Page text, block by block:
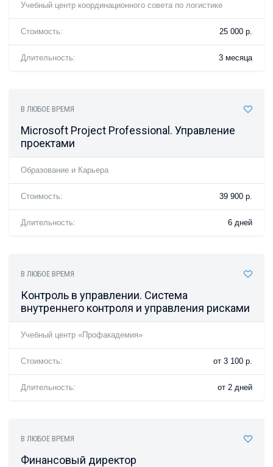
Учебный центр координационного совета по логистике
Стоимость: 25 000 р.
Длительность: 3 месяца
В ЛЮБОЕ ВРЕМЯ
Microsoft Project Professional. Управление
проектами
Образование и Карьера
Стоимость: 39 900 р.
Длительность: 6 дней
В ЛЮБОЕ ВРЕМЯ
Контроль в управлении. Система
внутреннего контроля и управления рисками
Учебный центр «Профакадемия»
Стоимость: от 3 100 р.
Длительность: от 2 дней
В ЛЮБОЕ ВРЕМЯ
Финансовый директор